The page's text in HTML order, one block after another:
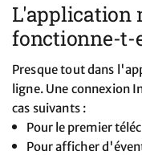
L'application
fonctionne-t-
Presque tout dans
ligne. Une connexion
cas suivants :
Pour le premier
Pour afficher